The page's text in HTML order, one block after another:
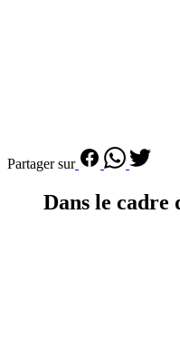
Partager sur
Dans le cadre